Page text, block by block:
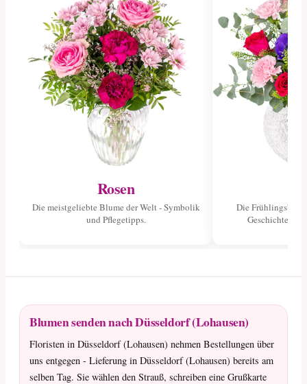
Rosen
Die meistgeliebte Blume der Welt - Symbolik
und Pflegetipps.
Die
Geschichte
Blumen senden nach Düsseldorf (Lohausen)
Floristen in Düsseldorf (Lohausen) nehmen Bestellungen über
uns entgegen - Lieferung in Düsseldorf (Lohausen) bereits am
selben Tag. Sie wählen den Strauß, schreiben eine Grußkarte